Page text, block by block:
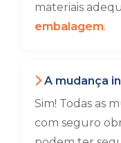
materiais
embalagem.
A mudança
Sim! Todas as
com seguro